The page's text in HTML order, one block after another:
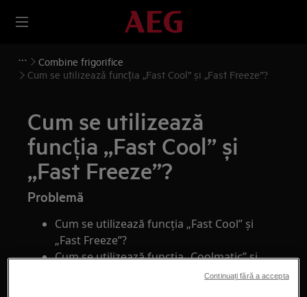
Combine frigorifice
Cum se utilizează funcția „Fast Cool” și „Fast Freeze”?
Cum se utilizează
funcția „Fast Cool” și
„Fast Freeze”?
Problemă
Cum se utilizează funcția „Fast Cool” și
„Fast Freeze”?
Cum se utilizează funcția „Coolmatic” și
Continuați fără a accepta